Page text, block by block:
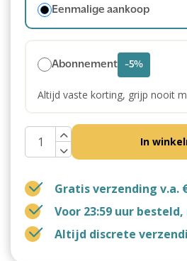
Eenmalige aankoop
Abonnement -5%
Altijd vaste korting, grijp nooit
In
Gratis verzending v.a.
Voor 23:59 uur
Altijd discrete